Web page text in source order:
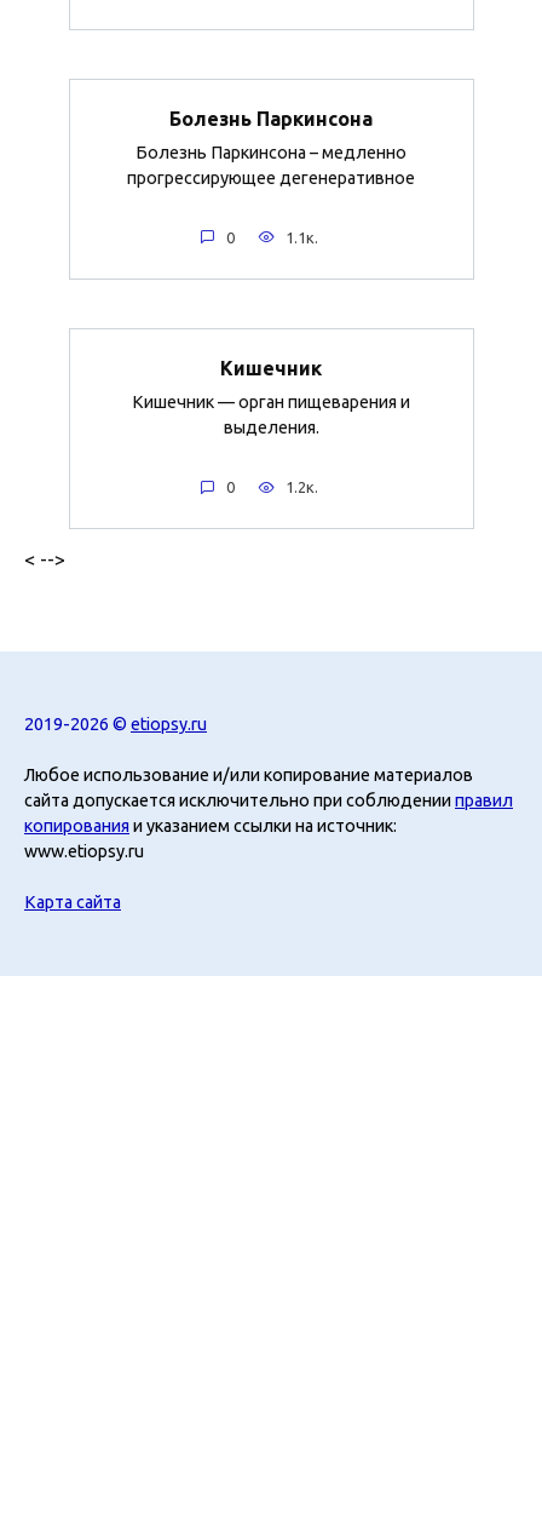
Болезнь Паркинсона
Болезнь Паркинсона – медленно
прогрессирующее дегенеративное
0 1.1к.
Кишечник
Кишечник — орган пищеварения и
выделения.
0 1.2к.
< -->
2019-2026 © etiopsy.ru
Любое использование и/или копирование материалов
сайта допускается исключительно при соблюденииправил
копирования и указанием ссылки на источник:
www.etiopsy.ru
Карта сайта